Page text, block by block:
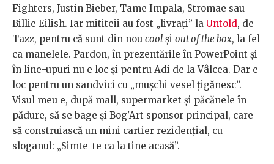
Fighters, Justin Bieber, Tame Impala, Stromae sau
Billie Eilish. Iar mititeii au fost „livrați” la Untold, de
Tazz, pentru că sunt din nou cool și out of the box, la fel
ca manelele. Pardon, în prezentările în PowerPoint și
în line-upuri nu e loc și pentru Adi de la Vâlcea. Dar e
loc pentru un sandvici cu „mușchi vesel țigănesc”.
Visul meu e, după mall, supermarket și păcănele în
pădure, să se bage și Bog'Art sponsor principal, care
să construiască un mini cartier rezidențial, cu
sloganul: „Simte-te ca la tine acasă”.